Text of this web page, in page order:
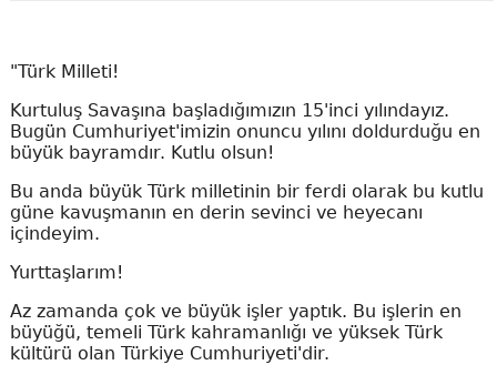
"Türk Milleti!
Kurtuluş Savaşına başladığımızın 15'inci yılındayız.
Bugün Cumhuriyet'imizin onuncu yılını doldurduğu en
büyük bayramdır. Kutlu olsun!
Bu anda büyük Türk milletinin bir ferdi olarak bu kutlu
güne kavuşmanın en derin sevinci ve heyecanı
içindeyim.
Yurttaşlarım!
Az zamanda çok ve büyük işler yaptık. Bu işlerin en
büyüğü, temeli Türk kahramanlığı ve yüksek Türk
kültürü olan Türkiye Cumhuriyeti'dir.